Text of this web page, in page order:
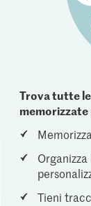
Trova tutte
Tieni